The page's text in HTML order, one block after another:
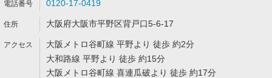
0120-17-0419
大阪府大阪市平野区背戸口5-6-17
大阪メトロ谷町線 平野より 徒歩 約2分
大和路線 平野より 徒歩 約15分
大阪メトロ谷町線 喜連瓜破より 徒歩 約17分